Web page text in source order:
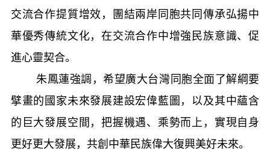
交流合作提質增效，團結兩岸同胞共同傳承弘揚中
華優秀傳統文化，在交流合作中增強民族意識、促
進心靈契合。
朱鳳蓮強調，希望廣大台灣同胞全面了解綱要
擘畫的國家未來發展建設宏偉藍圖，以及其中蘊含
的巨大發展空間，把握機遇、乘勢而上，實現自身
更好更大發展，共創中華民族偉大復興美好未來。